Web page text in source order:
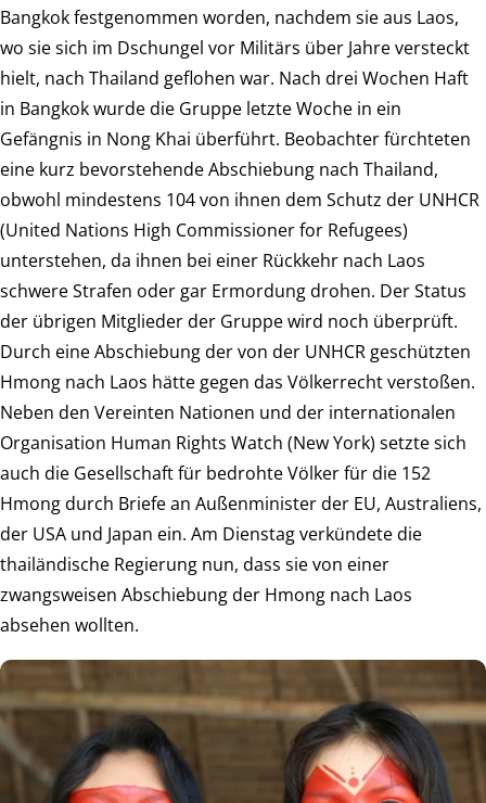
Bangkok festgenommen worden, nachdem sie aus Laos,
wo sie sich im Dschungel vor Militärs über Jahre versteckt
hielt, nach Thailand geflohen war. Nach drei Wochen Haft
in Bangkok wurde die Gruppe letzte Woche in ein
Gefängnis in Nong Khai überführt. Beobachter fürchteten
eine kurz bevorstehende Abschiebung nach Thailand,
obwohl mindestens 104 von ihnen dem Schutz der UNHCR
(United Nations High Commissioner for Refugees)
unterstehen, da ihnen bei einer Rückkehr nach Laos
schwere Strafen oder gar Ermordung drohen. Der Status
der übrigen Mitglieder der Gruppe wird noch überprüft.
Durch eine Abschiebung der von der UNHCR geschützten
Hmong nach Laos hätte gegen das Völkerrecht verstoßen.
Neben den Vereinten Nationen und der internationalen
Organisation Human Rights Watch (New York) setzte sich
auch die Gesellschaft für bedrohte Völker für die 152
Hmong durch Briefe an Außenminister der EU, Australiens,
der USA und Japan ein. Am Dienstag verkündete die
thailändische Regierung nun, dass sie von einer
zwangsweisen Abschiebung der Hmong nach Laos
absehen wollten.